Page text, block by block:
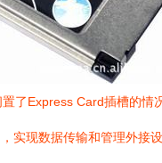
了Express Card插槽的
现数据传输和管理外接